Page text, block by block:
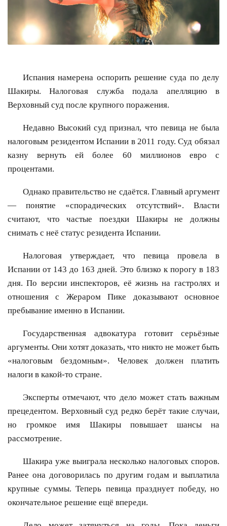
Испания намерена оспорить решение суда по делу
Шакиры. Налоговая служба подала апелляцию в
Верховный суд после крупного поражения.
Недавно Высокий суд признал, что певица не была
налоговым резидентом Испании в 2011 году. Суд обязал
казну вернуть ей более 60 миллионов евро с
процентами.
Однако правительство не сдаётся. Главный аргумент
— понятие «спорадических отсутствий». Власти
считают, что частые поездки Шакиры не должны
снимать с неё статус резидента Испании.
Налоговая утверждает, что певица провела в
Испании от 143 до 163 дней. Это близко к порогу в 183
дня. По версии инспекторов, её жизнь на гастролях и
отношения с Жераром Пике доказывают основное
пребывание именно в Испании.
Государственная адвокатура готовит серьёзные
аргументы. Они хотят доказать, что никто не может быть
«налоговым бездомным». Человек должен платить
налоги в какой-то стране.
Эксперты отмечают, что дело может стать важным
прецедентом. Верховный суд редко берёт такие случаи,
но громкое имя Шакиры повышает шансы на
рассмотрение.
Шакира уже выиграла несколько налоговых споров.
Ранее она договорилась по другим годам и выплатила
крупные суммы. Теперь певица празднует победу, но
окончательное решение ещё впереди.